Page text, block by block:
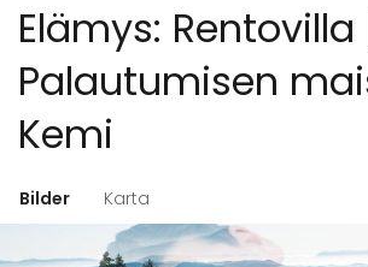
Lägg till din lokal
Elämys: Rentovilla
Palautumisen
Kemi
Bilder Karta